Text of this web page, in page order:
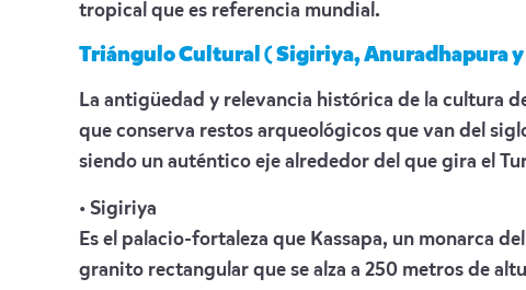
tropical que es referencia mundial.
Triángulo Cultural ( Sigiriya, Anuradhapura
La antigüedad y relevancia histórica de la cultura
que conserva restos arqueológicos que van del
siendo un auténtico eje alrededor del que gira el
• Sigiriya
Es el palacio-fortaleza que Kassapa, un monarca
granito rectangular que se alza a 250 metros de